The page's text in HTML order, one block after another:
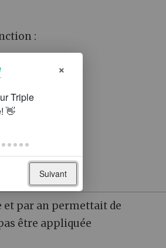
:
et par an permettait de
être appliquée
×
Suivant